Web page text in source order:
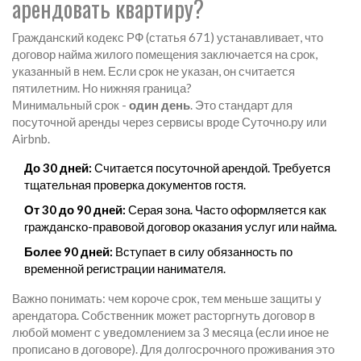
арендовать квартиру?
Гражданский кодекс РФ (статья 671) устанавливает, что
договор найма жилого помещения заключается на срок,
указанный в нем. Если срок не указан, он считается
пятилетним. Но нижняя граница?
Минимальный срок - один день. Это стандарт для
посуточной аренды через сервисы вроде Суточно.ру или
Airbnb.
До 30 дней: Считается посуточной арендой. Требуется
тщательная проверка документов гостя.
От 30 до 90 дней: Серая зона. Часто оформляется как
гражданско-правовой договор оказания услуг или найма.
Более 90 дней: Вступает в силу обязанность по
временной регистрации нанимателя.
Важно понимать: чем короче срок, тем меньше защиты у
арендатора. Собственник может расторгнуть договор в
любой момент с уведомлением за 3 месяца (если иное не
прописано в договоре). Для долгосрочного проживания это